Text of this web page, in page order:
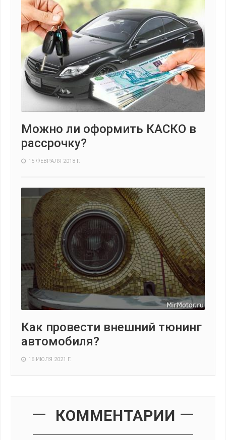
Можно ли оформить КАСКО в
рассрочку?
15 ФЕВРАЛЯ 2018 Г.
Как провести внешний тюнинг
автомобиля?
16 ИЮЛЯ 2021 Г.
КОММЕНТАРИИ